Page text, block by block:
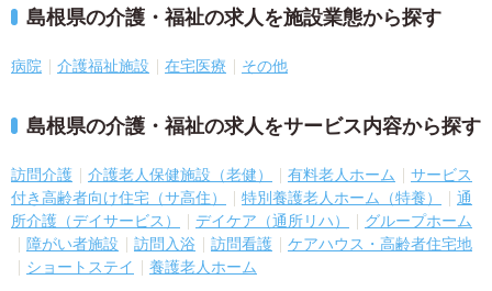
島根県の介護・福祉の求人を施設業態から探す
病院 介護福祉施設 在宅医療 その他
島根県の介護・福祉の求人をサービス内容から探す
訪問介護 介護老人保健施設（老健） 有料老人ホーム
サービス
付き高齢者向け住宅（サ高住）
特別養護老人ホーム（特養）
通
所介護（デイサービス）
デイケア（通所リハ）
グループホーム
障がい者施設
訪問入浴 訪問看護
ケアハウス・高齢者住宅地
ショートステイ
養護老人ホーム